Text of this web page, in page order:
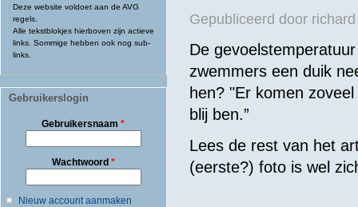
Deze website voldoet aan de AVG
regels.
Alle tekstblokjes hierboven zijn actieve
links. Sommige hebben ook nog sub-
links.
Gebruikerslogin
Gebruikersnaam*
Wachtwoord *
Nieuw account aanmaken
Gepubliceerd door
De
zwemmers een duik
hen? "Er komen
blij ben.”
Lees de rest van het
(eerste?) foto is wel